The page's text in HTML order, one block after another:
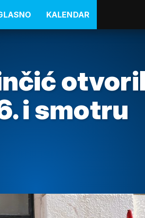
KALENDAR
i smotru